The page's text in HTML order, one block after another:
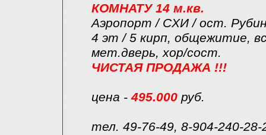
КОМНАТУ 14 м.кв.
Аэропорт / СХИ / ост.
4 эт / 5 кирп, общежитие,
мет.дверь, хор/сост.
ЧИСТАЯ ПРОДАЖА !!!
цена -495.000 руб.
тел. 49-76-49, 8-904-240-28-